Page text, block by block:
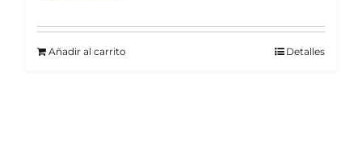
Añadir al carrito Detalles